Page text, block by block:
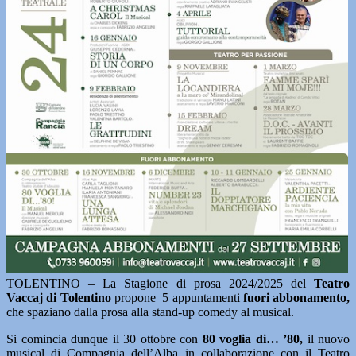
TOLENTINO – La Stagione di prosa 2024/2025 del Teatro
Vaccaj di Tolentinopropone 5 appuntamenti fuori abbonamento,
che spaziano dalla prosa alla stand-up comedy al musical.
Si comincia dunque il 30 ottobre con 80 voglia di… ’80, il nuovo
musical di Compagnia dell’Alba in collaborazione con il Teatro